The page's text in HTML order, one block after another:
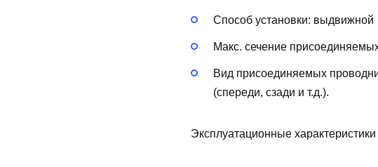
Способ установки: выдвижной
Макс. сечение
Вид присоединяемых
(спереди, сзади и т.д.).
Эксплуатационные характеристики